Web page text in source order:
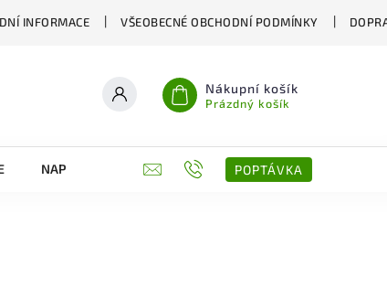
INFORMACE VŠEOBECNÉ OBCHODNÍ PODMÍNKY
Nákupní košík
Prázdný košík
NAPIŠTE NÁM KONTAKTY POPTÁVKA